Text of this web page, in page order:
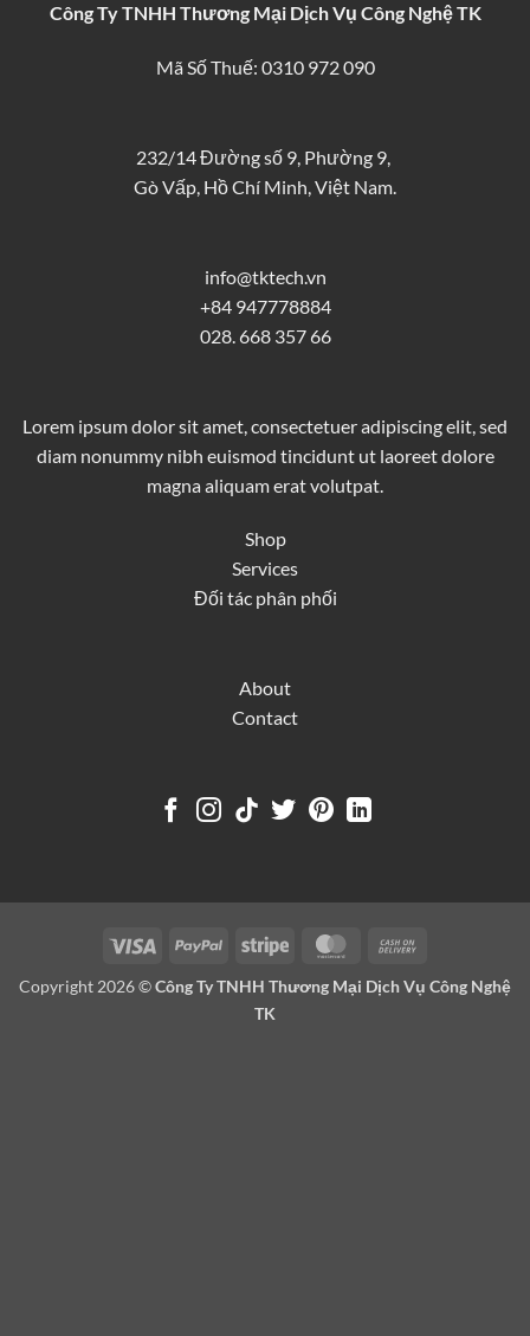
Công Ty TNHH Thương Mại Dịch Vụ Công Nghệ TK
Mã Số Thuế: 0310 972 090
232/14 Đường số 9, Phường 9,
Gò Vấp, Hồ Chí Minh, Việt Nam.
info@tktech.vn
+84 947778884
028. 668 357 66
Lorem ipsum dolor sit amet, consectetuer adipiscing elit, sed
diam nonummy nibh euismod tincidunt ut laoreet dolore
magna aliquam erat volutpat.
Shop
Services
Đối tác phân phối
About
Contact
Visa PayPal Stripe MasterCard
Delivery
Copyright 2026 ©Công Ty TNHH Thương Mại Dịch Vụ Công Nghệ
TK